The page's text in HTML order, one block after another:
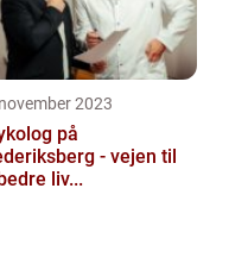
2023
på
- vejen til
liv...